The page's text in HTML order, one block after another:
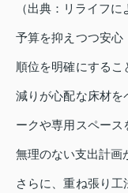
（出典：リライフ
予算を抑えつつ安心
順位を明確にするこ
減りが心配な床材を
ークや専用スペー
無理のない支出計画
さらに、重ね張り